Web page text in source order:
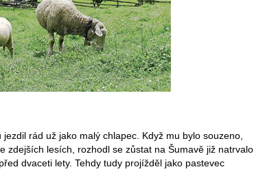
rád už jako malý chlapec. Když mu bylo souzeno,
zdejších lesích, rozhodl se zůstat na Šumavě již natrvalo.
dvaceti lety. Tehdy tudy projížděl jako pastevec